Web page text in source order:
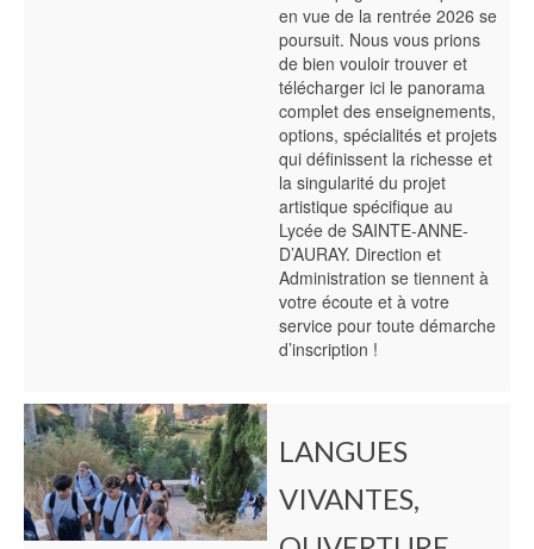
en vue de la rentrée 2026 se
poursuit. Nous vous prions
de bien vouloir trouver et
télécharger ici le panorama
complet des enseignements,
options, spécialités et projets
qui définissent la richesse et
la singularité du projet
artistique spécifique au
Lycée de SAINTE-ANNE-
D’AURAY. Direction et
Administration se tiennent à
votre écoute et à votre
service pour toute démarche
d’inscription !
LANGUES
VIVANTES,